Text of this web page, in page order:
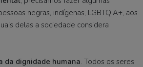
negras, indígenas, LGBTQIA+, aos
delas a sociedade considera
da dignidade humana. Todos os seres